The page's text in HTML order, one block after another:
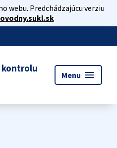
webu. Predchádzajúcu verziu
Menu menu